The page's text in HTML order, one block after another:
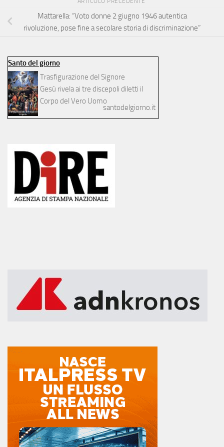
Mattarella: “Voto donne 2 giugno 1946 autentica
rivoluzione, pose fine a secolare storia di discriminazione”
Santo del giorno
Trasfigurazione del Signore
Gesù rivela ai tre discepoli diletti il
Corpo del Vero Uomo
santodelgiorno.it